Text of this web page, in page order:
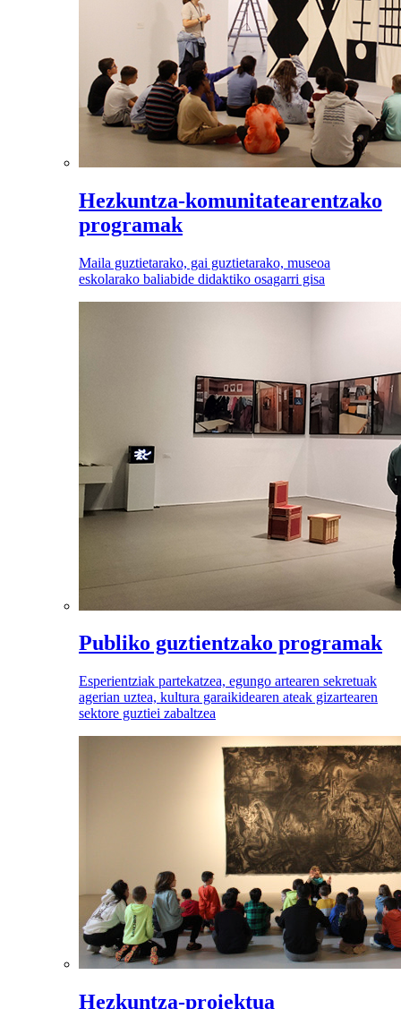
Hezkuntza-komunitatearentzako
programak
Maila guztietarako, gai guztietarako, museoa
eskolarako baliabide didaktiko osagarri gisa
Publiko guztientzako programak
Esperientziak partekatzea, egungo artearen sekretuak
agerian uztea, kultura garaikidearen ateak gizartearen
sektore guztiei zabaltzea
Hezkuntza-proiektua